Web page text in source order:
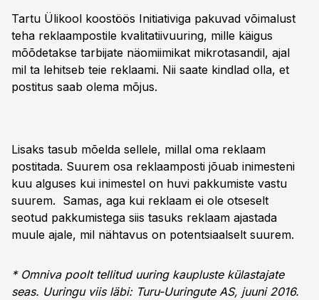
Tartu Ülikool koostöös Initiativiga pakuvad võimalust
teha reklaampostile kvalitatiivuuring, mille käigus
mõõdetakse tarbijate näomiimikat mikrotasandil, ajal
mil ta lehitseb teie reklaami. Nii saate kindlad olla, et
postitus saab olema mõjus.
Lisaks tasub mõelda sellele, millal oma reklaam
postitada. Suurem osa reklaamposti jõuab inimesteni
kuu alguses kui inimestel on huvi pakkumiste vastu
suurem. Samas, aga kui reklaam ei ole otseselt
seotud pakkumistega siis tasuks reklaam ajastada
muule ajale, mil nähtavus on potentsiaalselt suurem.
* Omniva poolt tellitud uuring kaupluste külastajate
seas. Uuringu viis läbi: Turu-Uuringute AS, juuni 2016.